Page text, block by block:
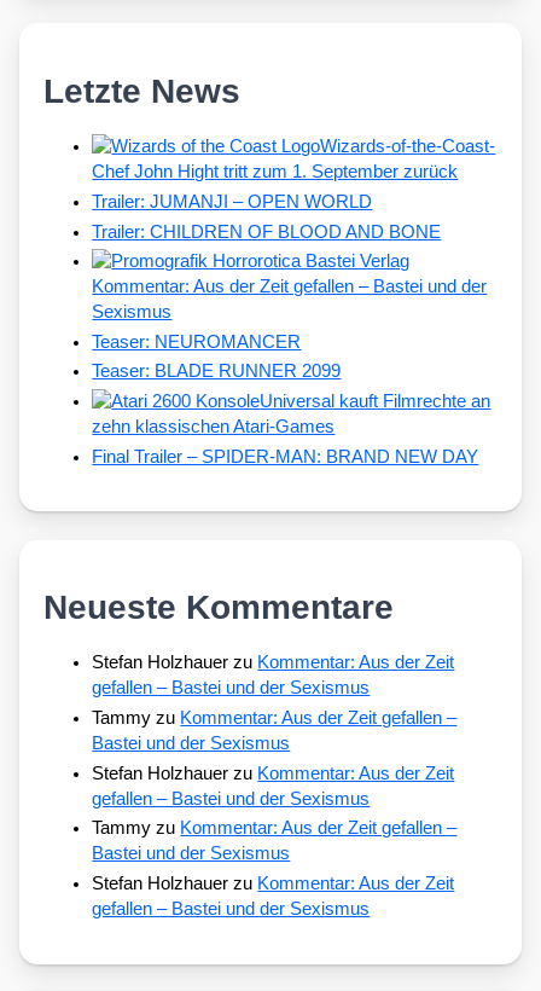
Letzte News
Wizards-of-the-Coast-
Chef John Hight tritt zum 1. September zurück
Trailer: JUMANJI – OPEN WORLD
Trailer: CHILDREN OF BLOOD AND BONE
Kommentar: Aus der Zeit gefallen – Bastei und der
Sexismus
Teaser: NEUROMANCER
Teaser: BLADE RUNNER 2099
Universal kauft Filmrechte an
zehn klassischen Atari-Games
Final Trailer – SPIDER-MAN: BRAND NEW DAY
Neueste Kommentare
Stefan Holzhauer zu Kommentar: Aus der Zeit
gefallen – Bastei und der Sexismus
Tammy zu Kommentar: Aus der Zeit gefallen –
Bastei und der Sexismus
Stefan Holzhauer zu Kommentar: Aus der Zeit
gefallen – Bastei und der Sexismus
Tammy zu Kommentar: Aus der Zeit gefallen –
Bastei und der Sexismus
Stefan Holzhauer zu Kommentar: Aus der Zeit
gefallen – Bastei und der Sexismus